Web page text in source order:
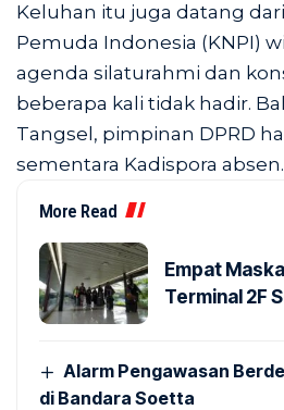
Keluhan itu juga datang
Pemuda Indonesia (KNPI)
agenda silaturahmi dan
beberapa kali tidak hadir.
Tangsel, pimpinan DPRD
sementara Kadispora absen.
More Read
Empat
Terminal 2F
Alarm Pengawasan
di Bandara Soetta